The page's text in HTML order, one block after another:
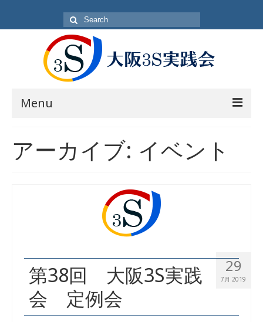
Search
for:
Menu
方針・概要
会員一覧
活動実績
お問い合わせ・入会
アーカイブ: イベント
29
7月 2019
第38回 大阪3S実践
会 定例会